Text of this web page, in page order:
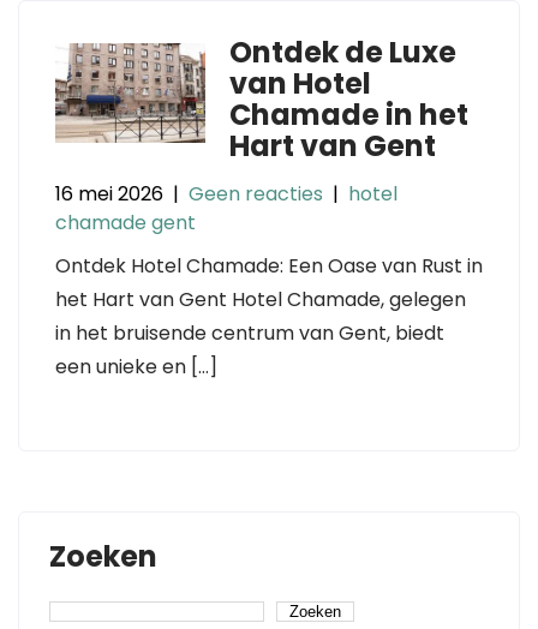
Ontdek de Luxe
van Hotel
Chamade in het
Hart van Gent
16 mei 2026 | Geen reacties | hotel
chamade gent
Ontdek Hotel Chamade: Een Oase van Rust in
het Hart van Gent Hotel Chamade, gelegen
in het bruisende centrum van Gent, biedt
een unieke en […]
Zoeken
Zoeken